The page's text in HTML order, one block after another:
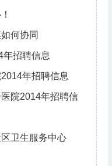
何协同
年招聘信息
年招聘信息
医院2014年招聘信
卫生服务中心